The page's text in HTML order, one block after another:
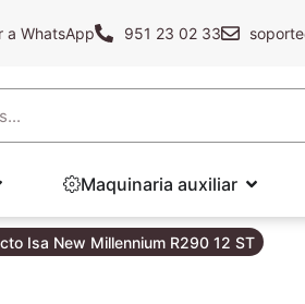
a WhatsApp 951 23 02 33
Maquinaria auxiliar
Isa New Millennium R290 12 ST